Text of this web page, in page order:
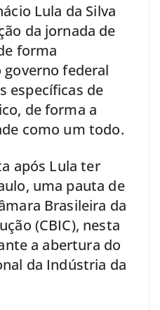
Lula da Silva
da jornada de
forma
federal
específicas de
de forma a
como um todo.
após Lula ter
uma pauta de
Brasileira da
(CBIC), nesta
a abertura do
da Indústria da